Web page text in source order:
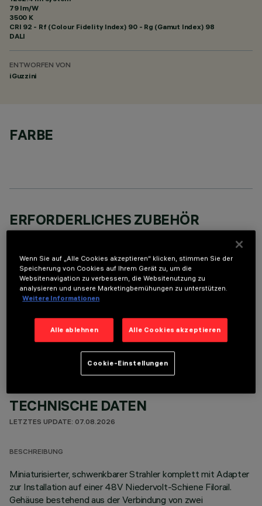
79 lm/W
3500 K
CRI 92 - Rf (Colour Fidelity Index) 90 - Rg (Gamut Index) 98
DALI
ENTWORFEN VON
iGuzzini
FARBE
ERFORDERLICHES ZUBEHÖR
Um das Produkt ordnungsgemäß zu installieren und zu betreiben, muss eines der erforderlichen
OPTIONALE KOMPONENTEN
TECHNISCHE DATEN
LETZTES UPDATE: 07.08.2026
BESCHREIBUNG
Miniaturisierter, schwenkbarer Strahler komplett mit Adapter
zur Installation auf einer 48V Niedervolt-Schiene Filorail.
Gehäuse bestehend aus der Verbindung von zwei
Wenn Sie auf „Alle Cookies akzeptieren“ klicken, stimmen Sie der
Speicherung von Cookies auf Ihrem Gerät zu, um die
Websitenavigation zu verbessern, die Websitenutzung zu
analysieren und unsere Marketingbemühungen zu unterstützen.
Weitere Informationen
Alle ablehnen Alle Cookies akzeptieren
Cookie-Einstellungen